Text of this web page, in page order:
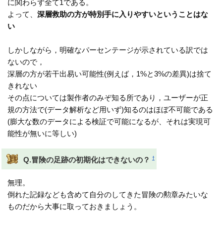
に関わらず全て1である。
よって、深層救助の方が特別手に入りやすいということはな
い
しかしながら，明確なパーセンテージが示されている訳では
ないので，
深層の方が若干出易い可能性(例えば，1%と3%の差異)は捨て
きれない
その点については製作者のみぞ知る所であり，ユーザーが正
規の方法で(データ解析など用いず)知るのはほぼ不可能である
(膨大な数のデータによる検証で可能になるが、それは実現可
能性が無いに等しい)
Q.冒険の足跡の初期化はできないの？ †
無理。
倒れた記録なども含めて自分のしてきた冒険の勲章みたいな
ものだから大事に取っておきましょう。